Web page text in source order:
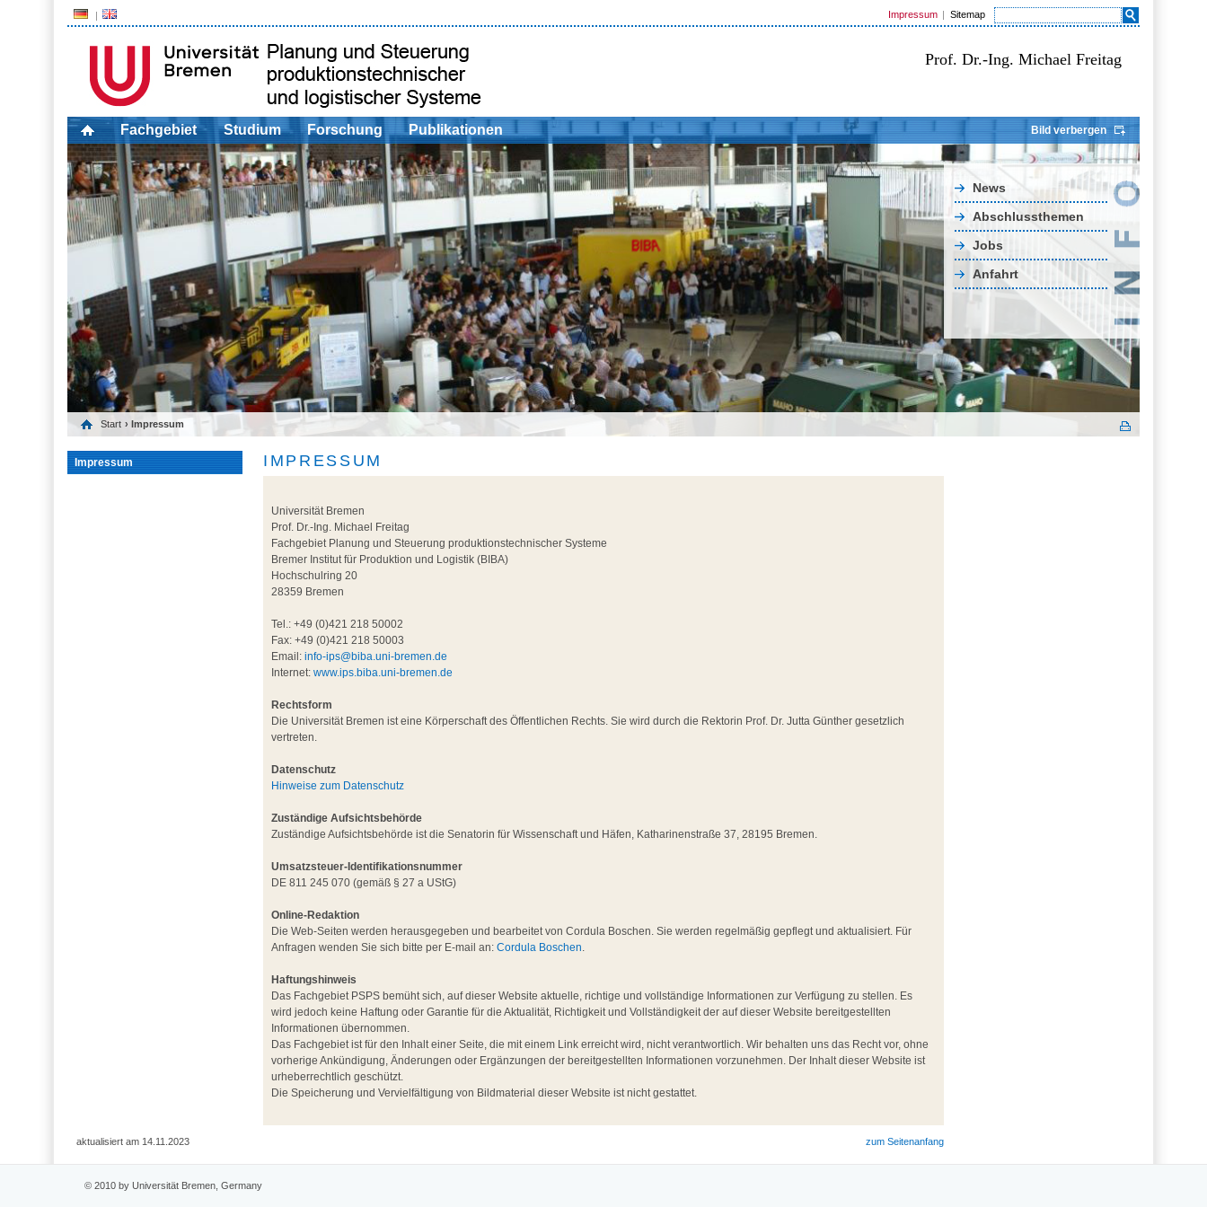
Impressum Sitemap
Prof. Dr.-Ing. Michael Freitag
Fachgebiet Studium Forschung Publikationen Bild verbergen
News
Abschlussthemen
Jobs
Anfahrt
Start › Impressum
Impressum IMPRESSUM
Universität Bremen
Prof. Dr.-Ing. Michael Freitag
Fachgebiet Planung und Steuerung produktionstechnischer Systeme
Bremer Institut für Produktion und Logistik (BIBA)
Hochschulring 20
28359 Bremen
Tel.: +49 (0)421 218 50002
Fax: +49 (0)421 218 50003
Email:info-ips@biba.uni-bremen.de
Internet:www.ips.biba.uni-bremen.de
Rechtsform
Die Universität Bremen ist eine Körperschaft des Öffentlichen Rechts. Sie wird durch die Rektorin Prof. Dr. Jutta Günther gesetzlich
vertreten.
Datenschutz
Hinweise zum Datenschutz
Zuständige Aufsichtsbehörde
Zuständige Aufsichtsbehörde ist die Senatorin für Wissenschaft und Häfen, Katharinenstraße 37, 28195 Bremen.
Umsatzsteuer-Identifikationsnummer
DE 811 245 070 (gemäß § 27 a UStG)
Online-Redaktion
Die Web-Seiten werden herausgegeben und bearbeitet von Cordula Boschen. Sie werden regelmäßig gepflegt und aktualisiert. Für
Anfragen wenden Sie sich bitte per E-mail an:Cordula Boschen
Haftungshinweis
Das Fachgebiet PSPS bemüht sich, auf dieser Website aktuelle, richtige und vollständige Informationen zur Verfügung zu stellen. Es
wird jedoch keine Haftung oder Garantie für die Aktualität, Richtigkeit und Vollständigkeit der auf dieser Website bereitgestellten
Informationen übernommen.
Das Fachgebiet ist für den Inhalt einer Seite, die mit einem Link erreicht wird, nicht verantwortlich. Wir behalten uns das Recht vor, ohne
vorherige Ankündigung, Änderungen oder Ergänzungen der bereitgestellten Informationen vorzunehmen. Der Inhalt dieser Website ist
urheberrechtlich geschützt.
Die Speicherung und Vervielfältigung von Bildmaterial dieser Website ist nicht gestattet.
aktualisiert am 14.11.2023 zum Seitenanfang
© 2010 by Universität Bremen, Germany